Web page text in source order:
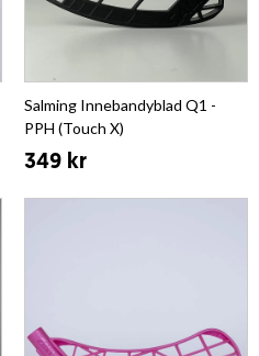
Salming Innebandyblad Q1 -
PPH (Touch X)
349 kr